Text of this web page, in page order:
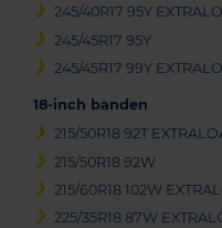
245/40R17 95Y
245/45R17 95Y
245/45R17 99Y
18-inch banden
215/50R18 92T
215/50R18 92W
215/60R18 102W
225/35R18 87W